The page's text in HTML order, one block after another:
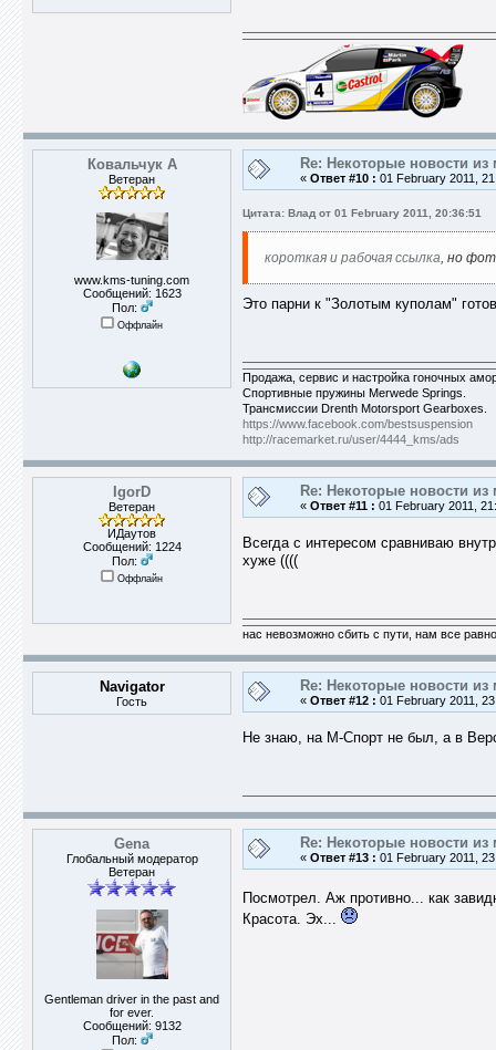
Ковальчук А
Ветеран
www.kms-tuning.com
Сообщений: 1623
Пол:
Оффлайн
Re: Некоторые новости
« Ответ #10 : 01 February 2011,
Цитата: Влад от 01 February 2011, 20:36:51
короткая и рабочая ссылка, но
Это парни к "Золотым куполам"
Продажа, сервис и настройка гоночных
Спортивные пружины Merwede Springs.
Трансмиссии Drenth Motorsport Gearboxes.
https://www.facebook.com/bestsuspension
http://racemarket.ru/user/4444_kms/ads
IgorD
Ветеран
ИДаутов
Сообщений: 1224
Пол:
Оффлайн
Re: Некоторые новости
« Ответ #11 : 01 February 2011,
Всегда с интересом сравниваю
хуже ((((
нас невозможно сбить с пути, нам все
Navigator
Гость
Re: Некоторые новости
« Ответ #12 : 01 February 2011,
Не знаю, на М-Спорт не был, а в
Gena
Глобальный модератор
Ветеран
Gentleman driver in the past and
for ever.
Сообщений: 9132
Пол:
Re: Некоторые новости
« Ответ #13 : 01 February 2011,
Посмотрел. Аж противно... как
Красота. Эх...